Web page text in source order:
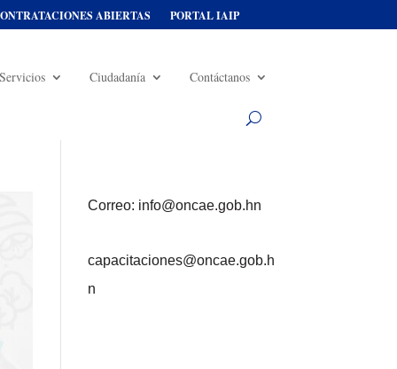
ABIERTAS PORTAL IAIP
Ciudadanía Contáctanos
Correo: info@oncae.gob.hn
capacitaciones@oncae.gob.h
n